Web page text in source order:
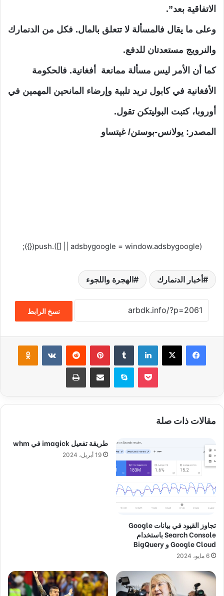
الاتفاقية بعد”.
وعلى ما يقال فالمسألة لا تتعلق بالمال. فكل من الدنمارك
والنرويج مستعدتان للدفع.
كما أن الأمر ليس مسألة ممانعة أفغانية. فالحكومة
الأفغانية في كابول تريد تلبية وإرضاء المانحين المهمين في
أوروبا، كتبت البوليتكن تقول.
المصدر: يولانس-بوستن/ غيتساو
(adsbygoogle = window.adsbygoogle || []).push({});
أخبار الدنمارك الهجرة واللجوء
نسخ الرابط
فيسبوك لينكدإن بينتيريست
سكايب
مقالات ذات صلة
تجاوز القيود في بيانات Google
Search Console باستخدام
Google Cloud و BigQuery
6 مايو، 2024
طريقة تفعيل imagick في whm
19 أبريل، 2024